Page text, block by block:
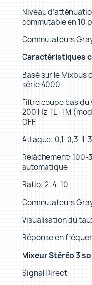
Niveau
commutable en 10
Commutateurs
Caractéristiques
Basé sur le Mixbus
série 4000
Filtre coupe bas
200 Hz TL-TM
OFF
Attaque: 0,1-0,3-1-
Relâchement: 100-
automatique
Ratio: 2-4-10
Commutateurs
Visualisation du
Réponse en
Mixeur Stéréo 3
Signal Direct